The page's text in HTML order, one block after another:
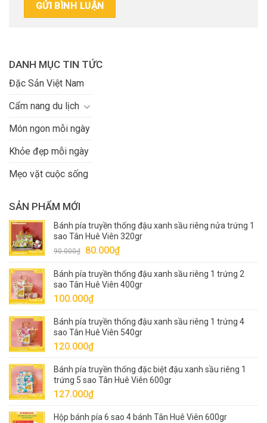
DANH MỤC TIN TỨC
Đặc Sản Việt Nam
Cẩm nang du lịch
Món ngon mỗi ngày
Khỏe đẹp mỗi ngày
Mẹo vặt cuộc sống
SẢN PHẨM MỚI
Bánh pía truyền thống đậu xanh sầu riêng nửa trứng 1
sao Tân Huê Viên 320gr
90.000₫
Giá
là:
90.000₫.
80.000₫Giá
tại
là:
Bánh pía truyền thống đậu xanh sầu riêng 1 trứng 2
sao Tân Huê Viên 400gr
100.000₫
Bánh pía truyền thống đậu xanh sầu riêng 1 trứng 4
sao Tân Huê Viên 540gr
120.000₫
Bánh pía truyền thống đặc biệt đậu xanh sầu riêng 1
trứng 5 sao Tân Huê Viên 600gr
127.000₫
Hộp bánh pía 6 sao 4 bánh Tân Huê Viên 600gr